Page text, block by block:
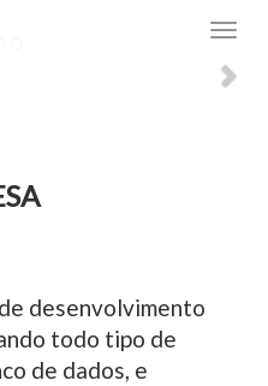
de crédito
desenvolvimento
todo tipo de
de dados, e